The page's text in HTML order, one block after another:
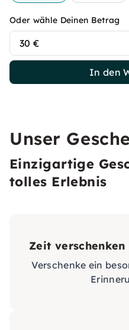
Oder wähle Deinen Betrag
30 €
In den
Unser
Einzigartige
tolles Erlebnis
Zeit
Verschenke ein